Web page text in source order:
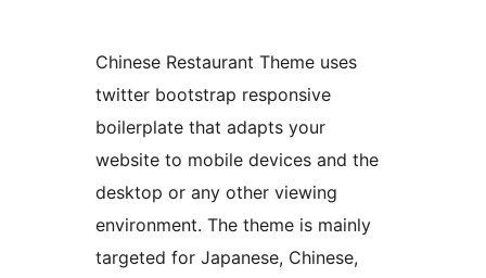
Chinese Restaurant Theme uses
twitter bootstrap responsive
boilerplate that adapts your
website to mobile devices and the
desktop or any other viewing
environment. The theme is mainly
targeted for Japanese, Chinese,